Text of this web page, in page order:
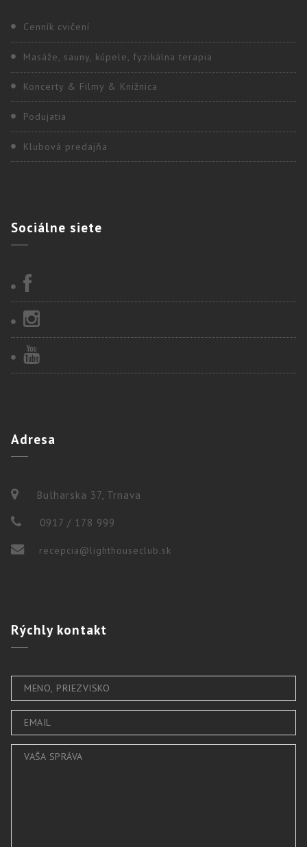
Cenník cvičení
Masáže, sauny, kúpele, fyzikálna terapia
Koncerty & Filmy & Knižnica
Podujatia
Klubová predajňa
Sociálne siete
Adresa
Bulharska 37, Trnava
0917 / 178 999
recepcia@lighthouseclub.sk
Rýchlykontakt